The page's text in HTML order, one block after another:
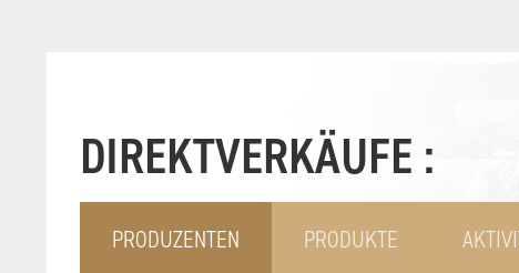
DIREKTVERKÄUFE :
PRODUZENTEN PRODUKTE